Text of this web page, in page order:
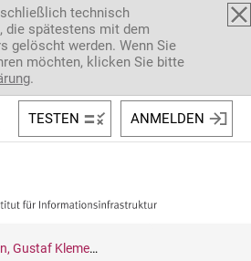
technisch
die spätestens mit dem
gelöscht werden. Wenn Sie
möchten, klicken Sie bitte
.
TESTEN ANMELDEN
Schmelzeisen, Gustaf Klemens